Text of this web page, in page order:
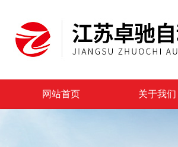
网站首页 关于我们